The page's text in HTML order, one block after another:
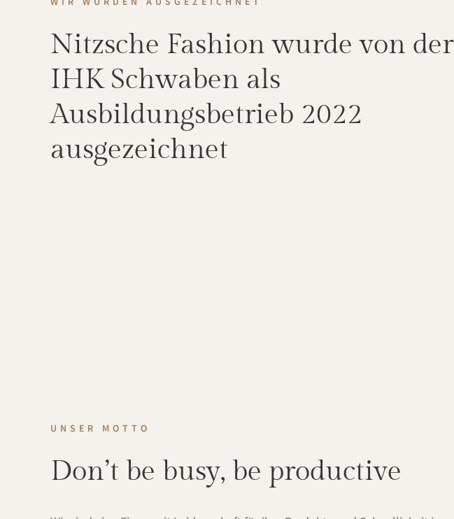
Nitzsche Fashion wurde von der
IHK Schwaben als
Ausbildungsbetrieb 2022
ausgezeichnet
UNSER MOTTO
Don’t be busy, be productive